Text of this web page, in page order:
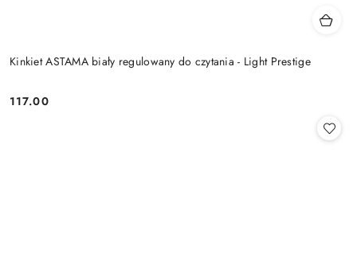
Kinkiet ASTAMA biały regulowany do czytania - Light Prestige
Cena:
117.00